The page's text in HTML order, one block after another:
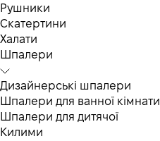
Рушники
Скатертини
Халати
Шпалери
Дизайнерські шпалери
Шпалери для ванної кімнати
Шпалери для дитячої
Килими